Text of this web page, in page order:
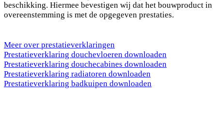
beschikking. Hiermee bevestigen wij dat het bouwproduct in
overeenstemming is met de opgegeven prestaties.
Meer over prestatieverklaringen
Prestatieverklaring douchevloeren downloaden
Prestatieverklaring douchecabines downloaden
Prestatieverklaring radiatoren downloaden
Prestatieverklaring badkuipen downloaden